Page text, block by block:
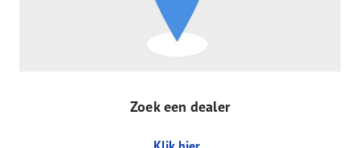
Zoek een dealer